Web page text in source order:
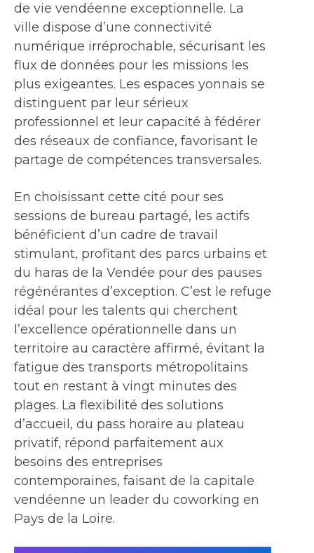
de vie vendéenne exceptionnelle. La
ville dispose d’une connectivité
numérique irréprochable, sécurisant les
flux de données pour les missions les
plus exigeantes. Les espaces yonnais se
distinguent par leur sérieux
professionnel et leur capacité à fédérer
des réseaux de confiance, favorisant le
partage de compétences transversales.
En choisissant cette cité pour ses
sessions de bureau partagé, les actifs
bénéficient d’un cadre de travail
stimulant, profitant des parcs urbains et
du haras de la Vendée pour des pauses
régénérantes d’exception. C’est le refuge
idéal pour les talents qui cherchent
l’excellence opérationnelle dans un
territoire au caractère affirmé, évitant la
fatigue des transports métropolitains
tout en restant à vingt minutes des
plages. La flexibilité des solutions
d’accueil, du pass horaire au plateau
privatif, répond parfaitement aux
besoins des entreprises
contemporaines, faisant de la capitale
vendéenne un leader du coworking en
Pays de la Loire.